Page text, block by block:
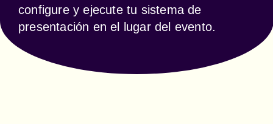
configure y ejecute tu sistema de
presentación en el lugar del evento.